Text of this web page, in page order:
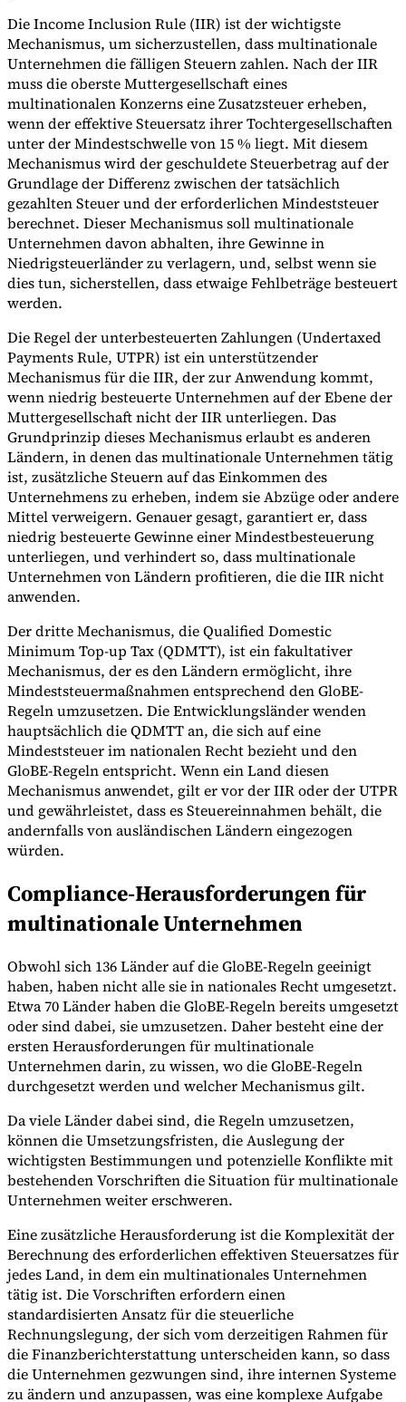
Experts
Unsere AutorenBeitragender werdenWählen Sie einen Experten
Die Income Inclusion Rule (IIR) ist der wichtigste
Mechanismus, um sicherzustellen, dass multinationale
Unternehmen die fälligen Steuern zahlen. Nach der IIR
muss die oberste Muttergesellschaft eines
multinationalen Konzerns eine Zusatzsteuer erheben,
wenn der effektive Steuersatz ihrer Tochtergesellschaften
unter der Mindestschwelle von 15 % liegt. Mit diesem
Mechanismus wird der geschuldete Steuerbetrag auf der
Grundlage der Differenz zwischen der tatsächlich
gezahlten Steuer und der erforderlichen Mindeststeuer
berechnet. Dieser Mechanismus soll multinationale
Unternehmen davon abhalten, ihre Gewinne in
Niedrigsteuerländer zu verlagern, und, selbst wenn sie
dies tun, sicherstellen, dass etwaige Fehlbeträge besteuert
werden.
Die Regel der unterbesteuerten Zahlungen (Undertaxed
Payments Rule, UTPR) ist ein unterstützender
Mechanismus für die IIR, der zur Anwendung kommt,
wenn niedrig besteuerte Unternehmen auf der Ebene der
Muttergesellschaft nicht der IIR unterliegen. Das
Grundprinzip dieses Mechanismus erlaubt es anderen
Ländern, in denen das multinationale Unternehmen tätig
ist, zusätzliche Steuern auf das Einkommen des
Unternehmens zu erheben, indem sie Abzüge oder andere
Mittel verweigern. Genauer gesagt, garantiert er, dass
niedrig besteuerte Gewinne einer Mindestbesteuerung
unterliegen, und verhindert so, dass multinationale
Unternehmen von Ländern profitieren, die die IIR nicht
anwenden.
Der dritte Mechanismus, die Qualified Domestic
Minimum Top-up Tax (QDMTT), ist ein fakultativer
Mechanismus, der es den Ländern ermöglicht, ihre
Mindeststeuermaßnahmen entsprechend den GloBE-
Regeln umzusetzen. Die Entwicklungsländer wenden
hauptsächlich die QDMTT an, die sich auf eine
Mindeststeuer im nationalen Recht bezieht und den
GloBE-Regeln entspricht. Wenn ein Land diesen
Mechanismus anwendet, gilt er vor der IIR oder der UTPR
und gewährleistet, dass es Steuereinnahmen behält, die
andernfalls von ausländischen Ländern eingezogen
würden.
Compliance-Herausforderungen für
multinationale Unternehmen
Obwohl sich 136 Länder auf die GloBE-Regeln geeinigt
haben, haben nicht alle sie in nationales Recht umgesetzt.
Etwa 70 Länder haben die GloBE-Regeln bereits umgesetzt
oder sind dabei, sie umzusetzen. Daher besteht eine der
ersten Herausforderungen für multinationale
Unternehmen darin, zu wissen, wo die GloBE-Regeln
durchgesetzt werden und welcher Mechanismus gilt.
Da viele Länder dabei sind, die Regeln umzusetzen,
können die Umsetzungsfristen, die Auslegung der
wichtigsten Bestimmungen und potenzielle Konflikte mit
bestehenden Vorschriften die Situation für multinationale
Unternehmen weiter erschweren.
Eine zusätzliche Herausforderung ist die Komplexität der
Berechnung des erforderlichen effektiven Steuersatzes für
jedes Land, in dem ein multinationales Unternehmen
tätig ist. Die Vorschriften erfordern einen
standardisierten Ansatz für die steuerliche
Rechnungslegung, der sich vom derzeitigen Rahmen für
die Finanzberichterstattung unterscheiden kann, so dass
die Unternehmen gezwungen sind, ihre internen Systeme
zu ändern und anzupassen, was eine komplexe Aufgabe